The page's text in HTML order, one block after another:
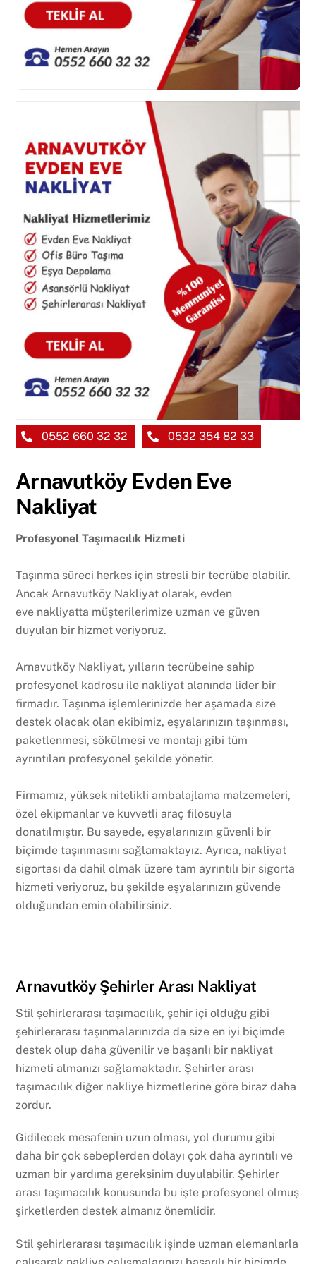
0552 660 32 32 0532 354 82 33
Arnavutköy Evden Eve
Nakliyat
Profesyonel Taşımacılık Hizmeti
Taşınma süreci herkes için stresli bir tecrübe olabilir.
Ancak Arnavutköy Nakliyat olarak, evden
eve nakliyatta müşterilerimize uzman ve güven
duyulan bir hizmet veriyoruz.
Arnavutköy Nakliyat, yılların tecrübeine sahip
profesyonel kadrosu ile nakliyat alanında lider bir
firmadır. Taşınma işlemlerinizde her aşamada size
destek olacak olan ekibimiz, eşyalarınızın taşınması,
paketlenmesi, sökülmesi ve montajı gibi tüm
ayrıntıları profesyonel şekilde yönetir.
Firmamız, yüksek nitelikli ambalajlama malzemeleri,
özel ekipmanlar ve kuvvetli araç filosuyla
donatılmıştır. Bu sayede, eşyalarınızın güvenli bir
biçimde taşınmasını sağlamaktayız. Ayrıca, nakliyat
sigortası da dahil olmak üzere tam ayrıntılı bir sigorta
hizmeti veriyoruz, bu şekilde eşyalarınızın güvende
olduğundan emin olabilirsiniz.
Arnavutköy Şehirler Arası Nakliyat
Stil şehirlerarası taşımacılık, şehir içi olduğu gibi
şehirlerarası taşınmalarınızda da size en iyi biçimde
destek olup daha güvenilir ve başarılı bir nakliyat
hizmeti almanızı sağlamaktadır. Şehirler arası
taşımacılık diğer nakliye hizmetlerine göre biraz daha
zordur.
Gidilecek mesafenin uzun olması, yol durumu gibi
daha bir çok sebeplerden dolayı çok daha ayrıntılı ve
uzman bir yardıma gereksinim duyulabilir. Şehirler
arası taşımacılık konusunda bu işte profesyonel olmuş
şirketlerden destek almanız önemlidir.
Stil şehirlerarası taşımacılık işinde uzman elemanlarla